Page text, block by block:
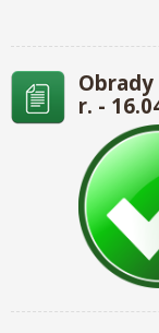
r. -